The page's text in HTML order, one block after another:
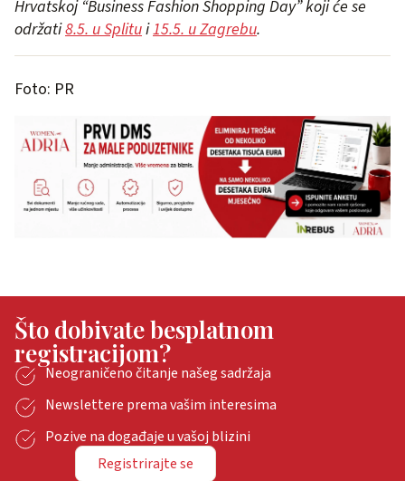
Hrvatskoj “Business Fashion Shopping Day” koji će se
održati8.5. u Splitui15.5. u Zagrebu.
Foto: PR
Što dobivate besplatnom
registracijom?
Neograničeno čitanje našeg sadržaja
Newslettere prema vašim interesima
Pozive na događaje u vašoj blizini
Registrirajte se